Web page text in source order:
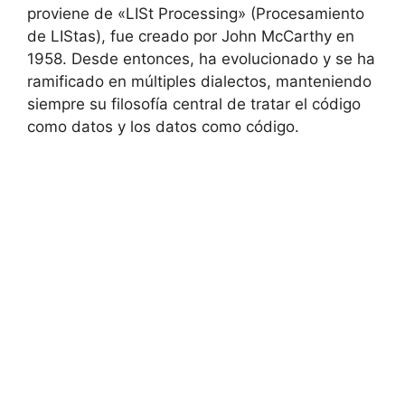
proviene de «LISt Processing» (Procesamiento
de LIStas), fue creado por John McCarthy en
1958. Desde entonces, ha evolucionado y se ha
ramificado en múltiples dialectos, manteniendo
siempre su filosofía central de tratar el código
como datos y los datos como código.